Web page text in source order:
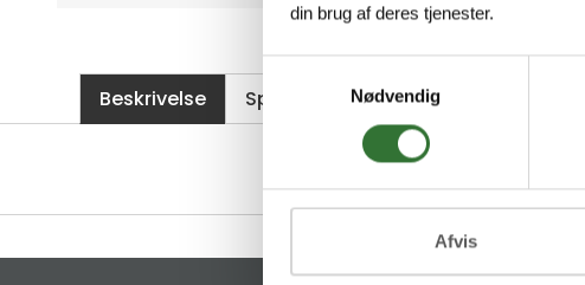
din brug af deres tjenester.
Nødvendig
Afvis
Beskrivelse Spesifikasjoner Filer